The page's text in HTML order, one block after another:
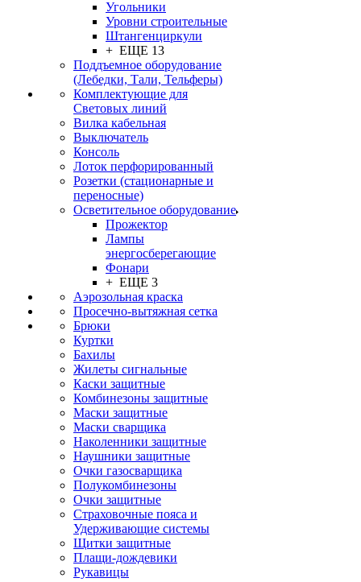
Угольники
Уровни строительные
Штангенциркули
+ ЕЩЕ 13
Поддъемное оборудование
(Лебедки, Тали, Тельферы)
Комплектующие для
Световых линий
Вилка кабельная
Выключатель
Консоль
Лоток перфорированный
Розетки (стационарные и
переносные)
Осветительное оборудование
Прожектор
Лампы
энергосберегающие
Фонари
+ ЕЩЕ 3
Аэрозольная краска
Просечно-вытяжная сетка
Брюки
Куртки
Бахилы
Жилеты сигнальные
Каски защитные
Комбинезоны защитные
Маски защитные
Маски сварщика
Наколенники защитные
Наушники защитные
Очки газосварщика
Полукомбинезоны
Очки защитные
Страховочные пояса и
Удерживающие системы
Щитки защитные
Плащи-дождевики
Рукавицы